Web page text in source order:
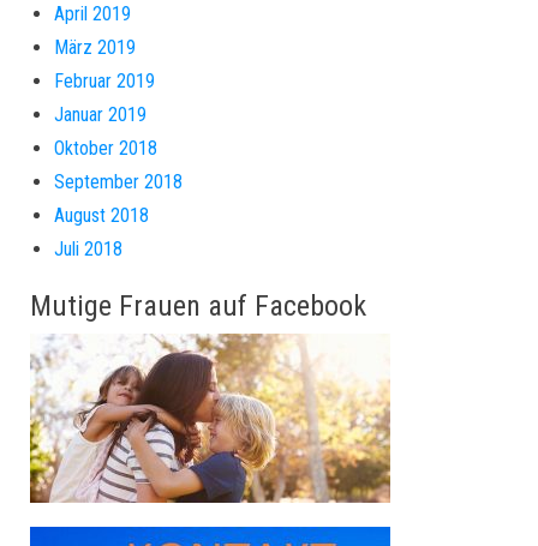
April 2019
März 2019
Februar 2019
Januar 2019
Oktober 2018
September 2018
August 2018
Juli 2018
Mutige Frauen auf Facebook